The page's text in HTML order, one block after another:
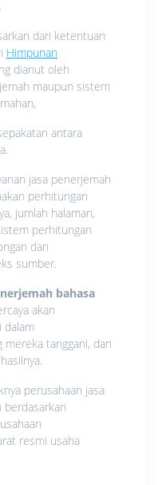
dari ketentuan
Himpunan
dianut oleh
maupun sistem
antara
jasa penerjemah
perhitungan
jumlah halaman,
perhitungan
dan
sumber.
bahasa
akan
dalam
tanggani, dan
perusahaan jasa
berdasarkan
resmi usaha